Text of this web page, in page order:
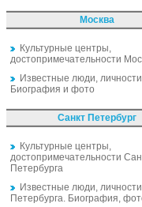
Москва
Культурные центры,
достопримечательности
Известные люди,
Биография и фото
Санкт Петербург
Культурные центры,
достопримечательности
Петербурга
Известные люди,
Петербурга. Биография,